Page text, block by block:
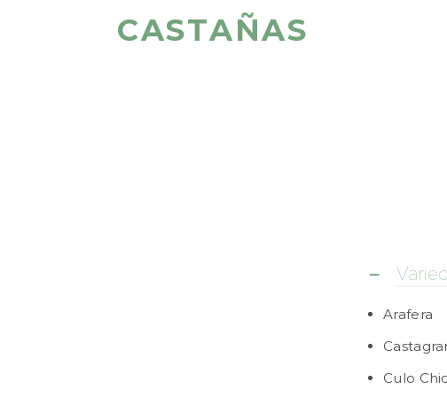
CASTAÑAS
Arafera
Culo